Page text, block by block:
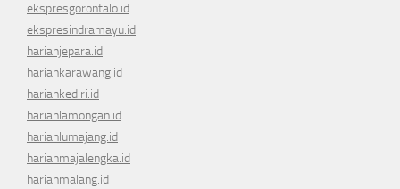
ekspresgorontalo.id
ekspresindramayu.id
harianjepara.id
hariankarawang.id
hariankediri.id
harianlamongan.id
harianlumajang.id
harianmajalengka.id
harianmalang.id